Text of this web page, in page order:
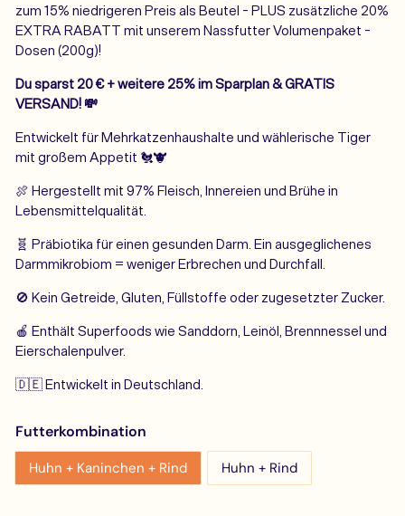
zum 15% niedrigeren Preis als Beutel - PLUS zusätzliche 20%
EXTRA RABATT mit unserem Nassfutter Volumenpaket -
Dosen (200g)!
Du sparst 20€+ weitere 25% im Sparplan & GRATIS
VERSAND! 💸
Entwickelt für Mehrkatzenhaushalte und wählerische Tiger
mit großem Appetit 🐔🐮
🍖 Hergestellt mit 97% Fleisch, Innereien und Brühe in
Lebensmittelqualität.
🧬 Präbiotika für einen gesunden Darm. Ein ausgeglichenes
Darmmikrobiom = weniger Erbrechen und Durchfall.
🚫 Kein Getreide, Gluten, Füllstoffe oder zugesetzter Zucker.
🍎 Enthält Superfoods wie Sanddorn, Leinöl, Brennnessel und
Eierschalenpulver.
🇩🇪 Entwickelt in Deutschland.
Futterkombination
Huhn + Kaninchen + Rind Huhn + Rind